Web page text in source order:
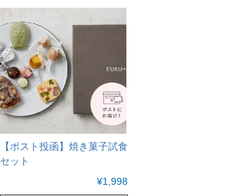
【ポスト投函】焼き菓子試食
セット
¥1,998